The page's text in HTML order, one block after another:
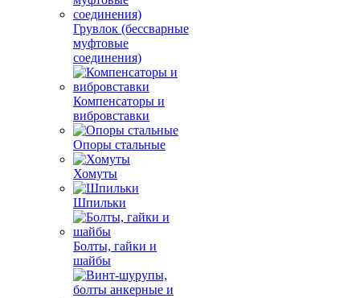
Грувлок (бессварные
муфтовые
соединения)
Компенсаторы и
вибровставки
Опоры стальные
Хомуты
Шпильки
Болты, гайки и
шайбы